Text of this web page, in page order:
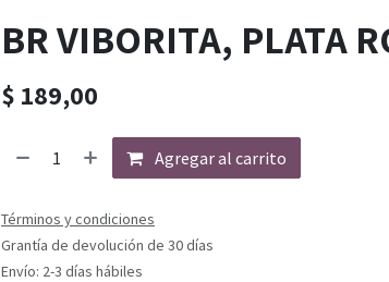
BR VIBORITA, PLATA
$ 189,00
Agregar al carrito
Términos y condiciones
Grantía de devolución de 30 días
Envío: 2-3 días hábiles